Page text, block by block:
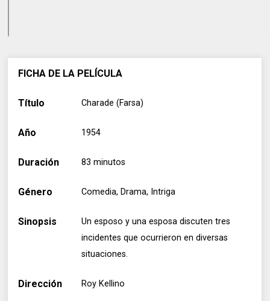
FICHA DE LA PELÍCULA
Título Charade (Farsa)
Año 1954
Duración 83 minutos
Género Comedia, Drama, Intriga
Sinopsis
Un esposo y una esposa discuten tres
incidentes que ocurrieron en diversas
situaciones.
Dirección Roy Kellino